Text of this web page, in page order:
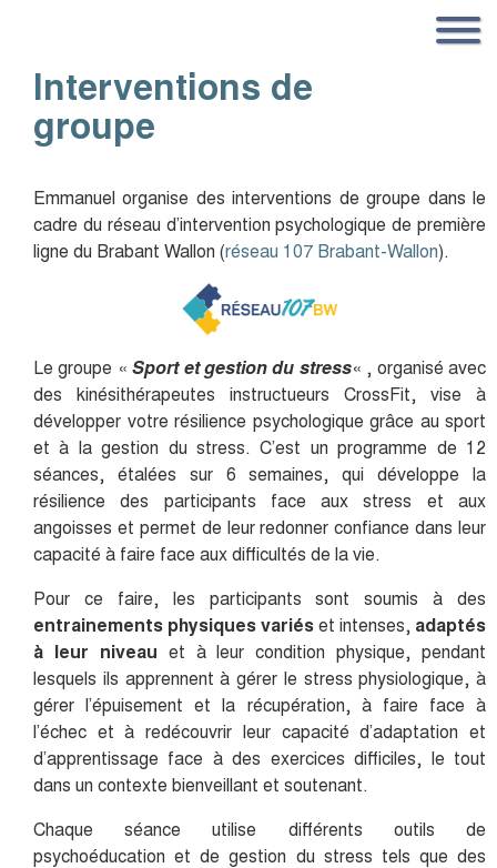
Interventions de
groupe
Emmanuel organise des interventions de groupe dans le
cadre du réseau d’intervention psychologique de première
ligne du Brabant Wallon (réseau 107 Brabant-Wallon).
Le groupe «Sport et gestion du stress« , organisé avec
des kinésithérapeutes instructueurs CrossFit, vise à
développer votre résilience psychologique grâce au sport
et à la gestion du stress. C’est un programme de 12
séances, étalées sur 6 semaines, qui développe la
résilience des participants face aux stress et aux
angoisses et permet de leur redonner confiance dans leur
capacité à faire face aux difficultés de la vie.
Pour ce faire, les participants sont soumis à des
entrainements physiques variéset intenses, adaptés
à leur niveau et à leur condition physique, pendant
lesquels ils apprennent à gérer le stress physiologique, à
gérer l’épuisement et la récupération, à faire face à
l’échec et à redécouvrir leur capacité d’adaptation et
d’apprentissage face à des exercices difficiles, le tout
dans un contexte bienveillant et soutenant.
Chaque séance utilise différents outils de
psychoéducation et de gestion du stress tels que des